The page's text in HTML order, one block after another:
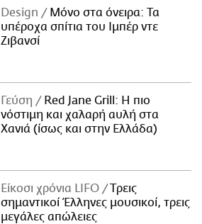
Design
Μόνο στα όνειρα: Τα
υπέροχα σπίτια του Ιμπέρ ντε
Ζιβανσί
Γεύση
Red Jane Grill: Η πιο
νόστιμη και χαλαρή αυλή στα
Χανιά (ίσως και στην Ελλάδα)
Είκοσι χρόνια LIFO
Tρεις
σημαντικοί Έλληνες μουσικοί, τρεις
μεγάλες απώλειες